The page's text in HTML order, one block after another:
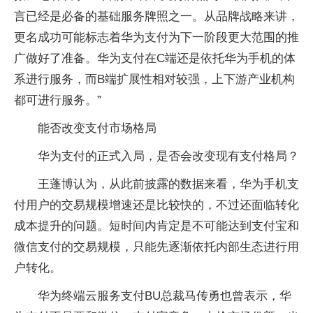
言已经是必备的基础服务牌照之一。从品牌战略来讲，
更名成功可能标志着华为支付为下一阶段更大范围的推
广做好了准备。华为支付在C端还是依托华为手机的体
系进行服务，而B端扩展性相对较强，上下游产业机构
都可进行服务。”
能否改变支付市场格局
华为支付的正式入局，是否会改变现有支付格局？
王蓬博认为，从此前披露的数据来看，华为手机支
付用户的交易规模增速还是比较快的，不过还面临转化
成本提升的问题。短时间内肯定是不可能达到支付宝和
微信支付的交易规模，只能先逐渐依托内部生态进行用
户转化。
华为终端云服务支付BU总裁马传勇也曾表示，华